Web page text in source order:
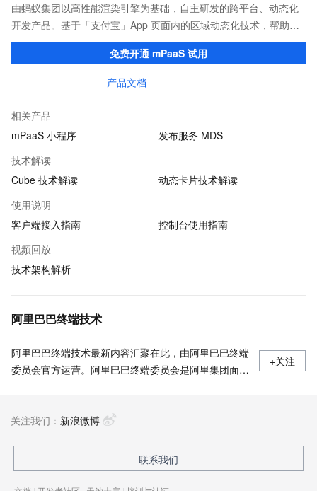
由蚂蚁集团以高性能渲染引擎为基础，自主研发的跨平台、动态化
开发产品。基于「支付宝」App 页面内的区域动态化技术，帮助客
户提升研发效率的同时，追求轻量、流畅的 App 性能体验。
免费开通 mPaaS 试用
产品文档
相关产品
mPaaS 小程序
发布服务 MDS
技术解读
Cube 技术解读
动态卡片技术解读
使用说明
客户端接入指南
控制台使用指南
视频回放
技术架构解析
阿里巴巴终端技术
阿里巴巴终端技术最新内容汇聚在此，由阿里巴巴终端
委员会官方运营。阿里巴巴终端委员会是阿里集团面向
策略和目标并落地执行，推动终端技术发展，帮助工程
巴终端域的官方公众号：阿里巴巴终端技术，欢迎关
注。
+关注
关注我们： 新浪微博
联系我们